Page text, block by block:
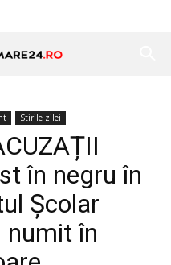
Stirile zilei
în negru în
Școlar
numit în